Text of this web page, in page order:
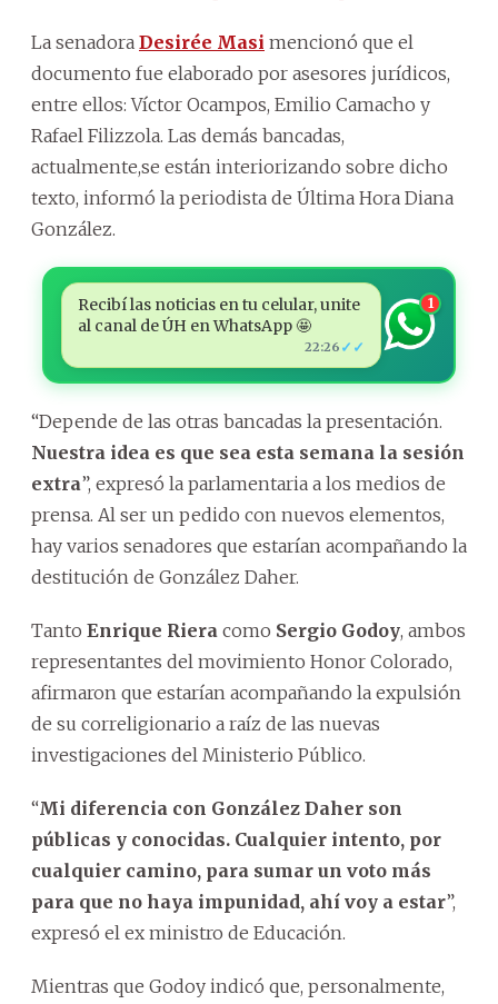
La senadora Desirée Masi mencionó que el
documento fue elaborado por asesores jurídicos,
entre ellos: Víctor Ocampos, Emilio Camacho y
Rafael Filizzola. Las demás bancadas,
actualmente,se están interiorizando sobre dicho
texto, informó la periodista de Última Hora Diana
González.
Recibí las noticias en tu celular, unite
al canal de ÚH en WhatsApp 🤩
22:26 ✓✓
1
“Depende de las otras bancadas la presentación.
Nuestra idea es que sea esta semana la sesión
extra”, expresó la parlamentaria a los medios de
prensa. Al ser un pedido con nuevos elementos,
hay varios senadores que estarían acompañando la
destitución de González Daher.
Tanto Enrique Riera como Sergio Godoy, ambos
representantes del movimiento Honor Colorado,
afirmaron que estarían acompañando la expulsión
de su correligionario a raíz de las nuevas
investigaciones del Ministerio Público.
“Mi diferencia con González Daher son
públicas y conocidas. Cualquier intento, por
cualquier camino, para sumar un voto más
para que no haya impunidad, ahí voy a estar”,
expresó el ex ministro de Educación.
Mientras que Godoy indicó que, personalmente,